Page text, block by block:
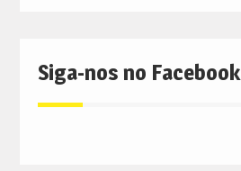
Siga-nos no Facebook